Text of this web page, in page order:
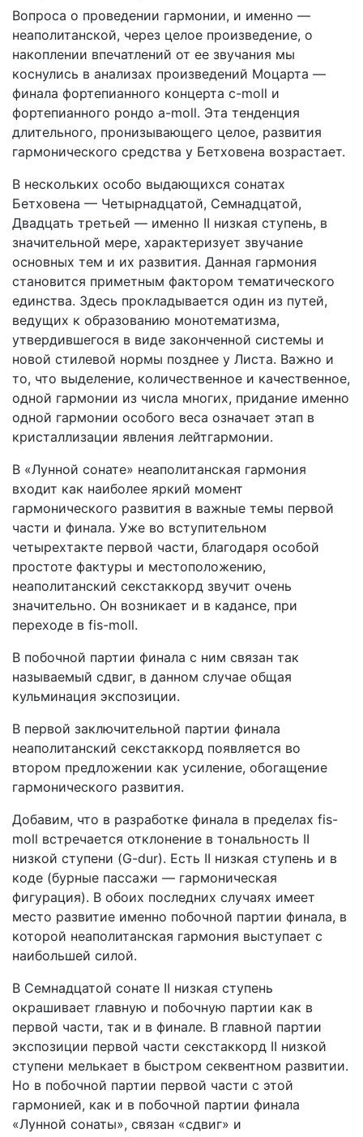
Вопроса о проведении гармонии, и именно —
неаполитанской, через целое произведение, о
накоплении впечатлений от ее звучания мы
коснулись в анализах произведений Моцарта —
финала фортепианного концерта c-moll и
фортепианного рондо a-moll. Эта тенденция
длительного, пронизывающего целое, развития
гармонического средства у Бетховена возрастает.
В нескольких особо выдающихся сонатах
Бетховена — Четырнадцатой, Семнадцатой,
Двадцать третьей — именно II низкая ступень, в
значительной мере, характеризует звучание
основных тем и их развития. Данная гармония
становится приметным фактором тематического
единства. Здесь прокладывается один из путей,
ведущих к образованию монотематизма,
утвердившегося в виде законченной системы и
новой стилевой нормы позднее у Листа. Важно и
то, что выделение, количественное и качественное,
одной гармонии из числа многих, придание именно
одной гармонии особого веса означает этап в
кристаллизации явления лейтгармонии.
В «Лунной сонате» неаполитанская гармония
входит как наиболее яркий момент
гармонического развития в важные темы первой
части и финала. Уже во вступительном
четырехтакте первой части, благодаря особой
простоте фактуры и местоположению,
неаполитанский секстаккорд звучит очень
значительно. Он возникает и в кадансе, при
переходе в fis-moll.
В побочной партии финала с ним связан так
называемый сдвиг, в данном случае общая
кульминация экспозиции.
В первой заключительной партии финала
неаполитанский секстаккорд появляется во
втором предложении как усиление, обогащение
гармонического развития.
Добавим, что в разработке финала в пределах fis-
moll встречается отклонение в тональность II
низкой ступени (G-dur). Есть II низкая ступень и в
коде (бурные пассажи — гармоническая
фигурация). В обоих последних случаях имеет
место развитие именно побочной партии финала, в
которой неаполитанская гармония выступает с
наибольшей силой.
В Семнадцатой сонате II низкая ступень
окрашивает главную и побочную партии как в
первой части, так и в финале. В главной партии
экспозиции первой части секстаккорд II низкой
ступени мелькает в быстром секвентном развитии.
Но в побочной партии первой части с этой
гармонией, как и в побочной партии финала
«Лунной сонаты», связан «сдвиг» и